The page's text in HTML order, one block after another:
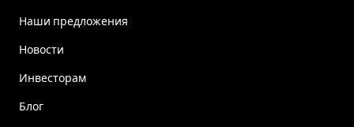
Наши предложения
Новости
Инвесторам
Блог